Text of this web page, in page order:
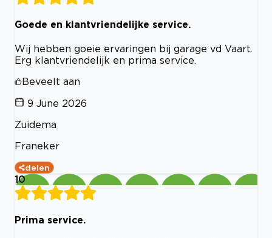
Goede en klantvriendelijke service.
Wij hebben goeie ervaringen bij garage vd Vaart.
Erg klantvriendelijk en prima service.
Beveelt aan
9 June 2026
Zuidema
Franeker
delen
10
Prima service.